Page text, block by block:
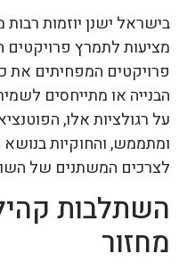
בישראל ישנן יוזמות
מציעות לתמרץ פרויקטים
פרויקטים המפחיתים את
הבנייה או מתייחסים
על רגולציות אלו,
ומתממש, והחוקיות
לצרכים המשתנים של
השתלבות
מחזור